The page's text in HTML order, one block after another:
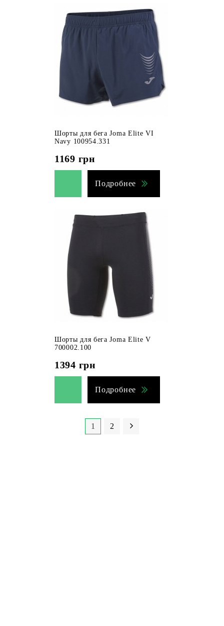
Шорты для бега Joma Elite VI
Navy 100954.331
1169 грн
Подробнее
Шорты для бега Joma Elite V
700002.100
1394 грн
Подробнее
1 2